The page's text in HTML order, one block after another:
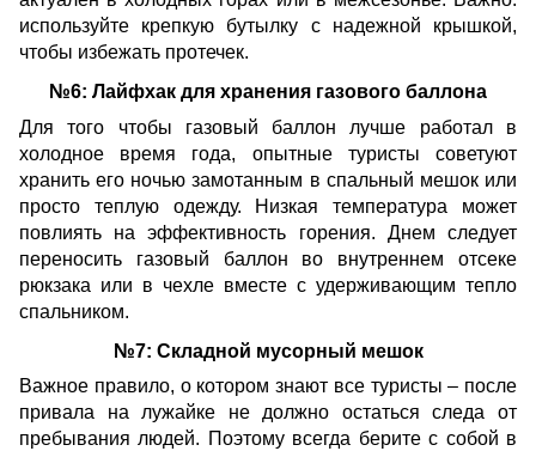
используйте крепкую бутылку с надежной крышкой,
чтобы избежать протечек.
№6: Лайфхак для хранения газового баллона
Для того чтобы газовый баллон лучше работал в
холодное время года, опытные туристы советуют
хранить его ночью замотанным в спальный мешок или
просто теплую одежду. Низкая температура может
повлиять на эффективность горения. Днем следует
переносить газовый баллон во внутреннем отсеке
рюкзака или в чехле вместе с удерживающим тепло
спальником.
№7: Складной мусорный мешок
Важное правило, о котором знают все туристы – после
привала на лужайке не должно остаться следа от
пребывания людей. Поэтому всегда берите с собой в